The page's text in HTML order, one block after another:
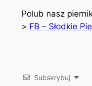
Polub nasz
> FB – Słodkie
Subskrybuj